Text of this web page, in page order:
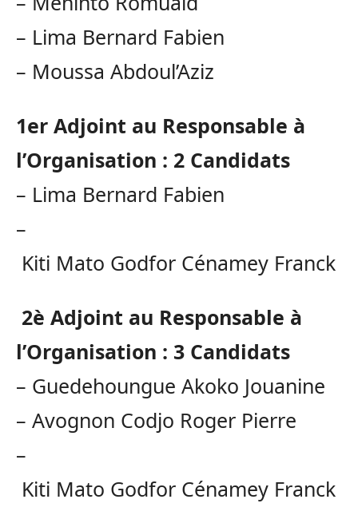
– Lima Bernard Fabien
– Moussa Abdoul’Aziz
1er Adjoint au Responsable à
l’Organisation : 2 Candidats
– Lima Bernard Fabien
–
Kiti Mato Godfor Cénamey Franck
2è Adjoint au Responsable à
l’Organisation : 3 Candidats
– Guedehoungue Akoko Jouanine
– Avognon Codjo Roger Pierre
–
Kiti Mato Godfor Cénamey Franck